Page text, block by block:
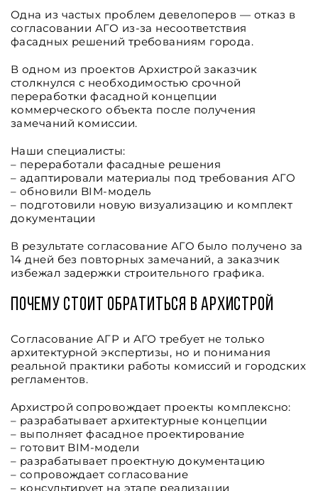
Одна из частых проблем девелоперов — отказ в
согласовании АГО из-за несоответствия
фасадных решений требованиям города.
В одном из проектов Архистрой заказчик
столкнулся с необходимостью срочной
переработки фасадной концепции
коммерческого объекта после получения
замечаний комиссии.
Наши специалисты:
– переработали фасадные решения
– адаптировали материалы под требования АГО
– обновили BIM-модель
– подготовили новую визуализацию и комплект
документации
В результате согласование АГО было получено за
14 дней без повторных замечаний, а заказчик
избежал задержки строительного графика.
Почему стоит обратиться в Архистрой
Согласование АГР и АГО требует не только
архитектурной экспертизы, но и понимания
реальной практики работы комиссий и городских
регламентов.
Архистрой сопровождает проекты комплексно:
– разрабатывает архитектурные концепции
– выполняет фасадное проектирование
– готовит BIM-модели
– разрабатывает проектную документацию
– сопровождает согласование
– консультирует на этапе реализации